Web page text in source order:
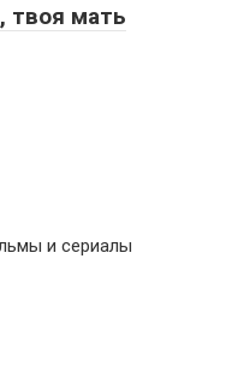
твоя мать
и сериалы